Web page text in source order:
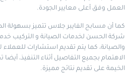
العمل وفق أعلى معايير الجودة.
كما أن مسابح الفايبر جلاس تتميز بسهولة
شركة الحسن لخدمات الصيانة و التركيب
والصيانة، كما يتم تقديم استشارات للعملاء
الاهتمام بجميع التفاصيل أثناء التنفيذ،
الخيمة على تقديم نتائج مميزة.